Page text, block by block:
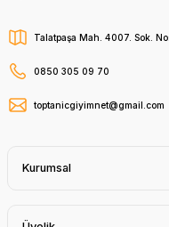
Talatpaşa Mah. 4007. Sok.
0850 305 09 70
toptanicgiyimnet@gmail.com
Kurumsal